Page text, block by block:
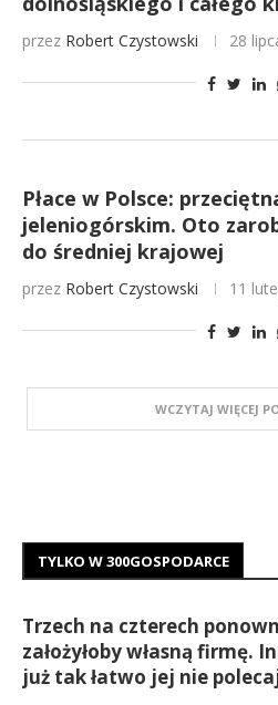
przez Robert Czystowski 28
Płace w Polsce:
jeleniogórskim. Oto
do średniej krajowej
przez Robert Czystowski 11
WCZYTAJ WIĘCEJ
TYLKO W 300GOSPODARCE
Trzech na czterech
założyłoby własną firmę.
już tak łatwo jej nie